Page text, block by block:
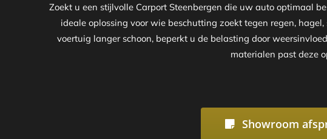
Zoekt u een stijlvolle Carport Steenbergen die uw auto optimaal
ideale oplossing voor wie beschutting zoekt tegen regen,
voertuig langer schoon, beperkt u de belasting door
materialen past deze
Showroom